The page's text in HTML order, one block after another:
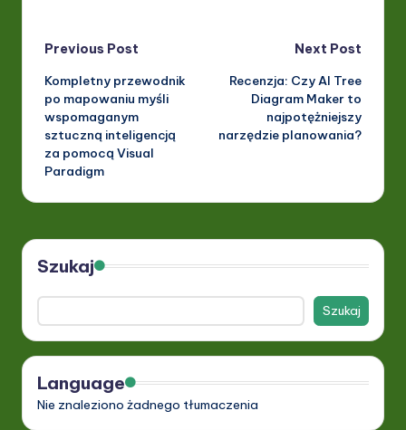
Post
navigation
Previous Post
Kompletny przewodnik
po mapowaniu myśli
wspomaganym
sztuczną inteligencją
za pomocą Visual
Paradigm
Next Post
Recenzja: Czy AI Tree
Diagram Maker to
najpotężniejszy
narzędzie planowania?
Szukaj
Szukaj
Language
Nie znaleziono żadnego tłumaczenia